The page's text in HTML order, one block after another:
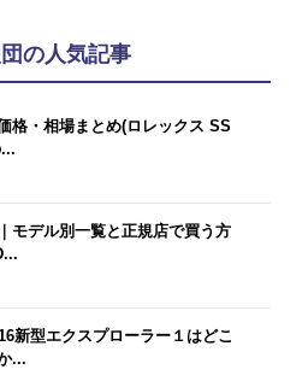
の人気記事
格・相場まとめ(ロレックス SS
モデル別一覧と正規店で買う方
新型エクスプローラー１はどこ
...